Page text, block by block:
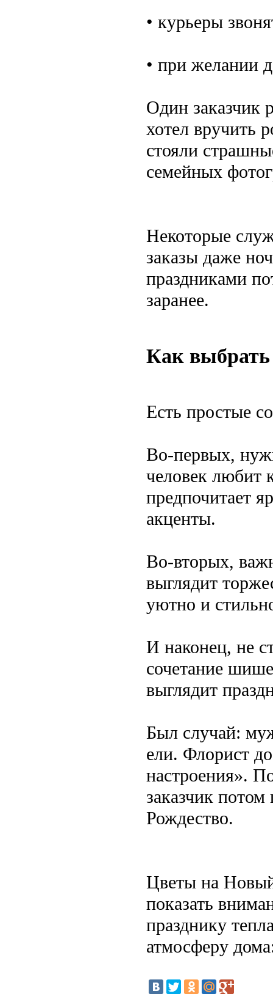
• курьеры
• при желании
Один заказчик
хотел вручить
стояли
семейных
Некоторые
заказы даже
праздниками
заранее.
Как
Есть простые
Во-первых,
человек любит
предпочитает
акценты.
Во-вторых,
выглядит
уютно и
И наконец, не
сочетание
выглядит
Был случай:
ели. Флорист
настроения».
заказчик
Рождество.
Цветы на
показать
празднику
атмосферу